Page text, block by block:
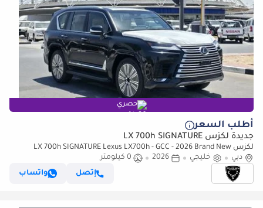
حصري
أطلب السعر
جديدة لكزس LX 700h SIGNATURE
لكزس LX 700h SIGNATURE Lexus LX700h - GCC - 2026 Brand New
(Export)
دبي خليجي 2026
0 كيلومتر
إتصل
واتساب